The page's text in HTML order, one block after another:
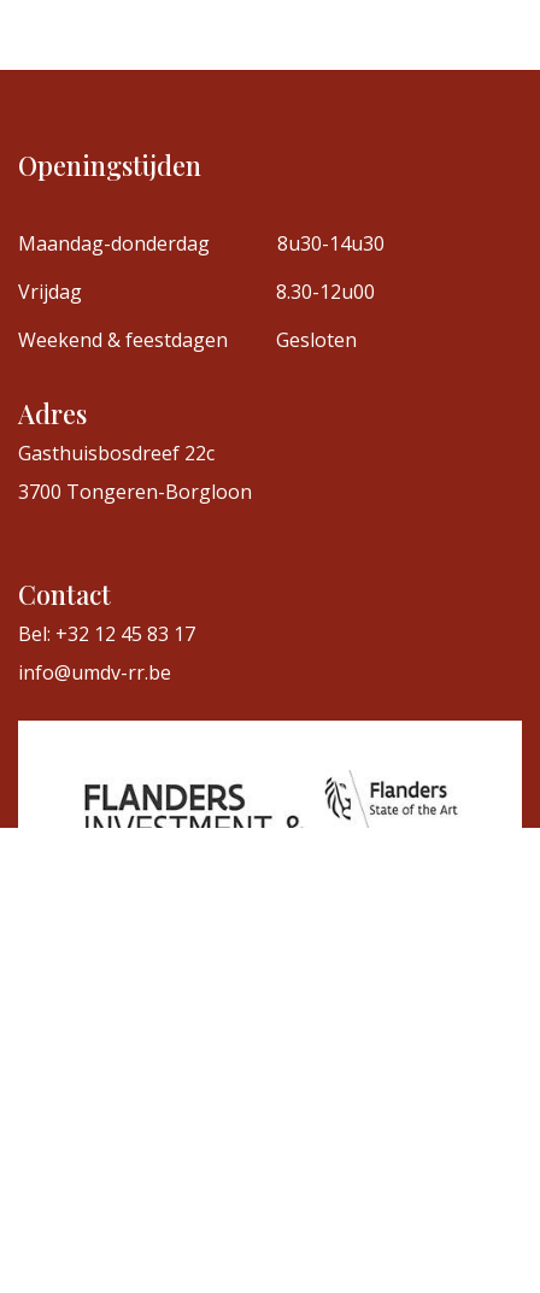
Openingstijden
Maandag-donderdag
8u30-14u30
Vrijdag
8.30-12u00
Weekend & feestdagen
Gesloten
Adres
Gasthuisbosdreef 22c
3700 Tongeren-Borgloon
Contact
Bel: +32 12 45 83 17
info@umdv-rr.be